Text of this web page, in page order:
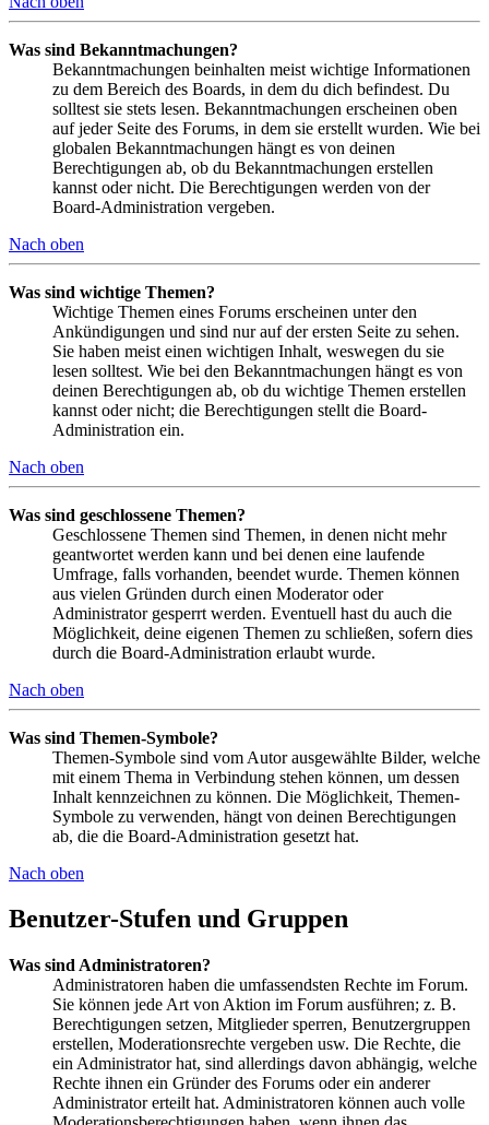
Was sind Bekanntmachungen?
Bekanntmachungen beinhalten meist wichtige Informationen
zu dem Bereich des Boards, in dem du dich befindest. Du
solltest sie stets lesen. Bekanntmachungen erscheinen oben
auf jeder Seite des Forums, in dem sie erstellt wurden. Wie bei
globalen Bekanntmachungen hängt es von deinen
Berechtigungen ab, ob du Bekanntmachungen erstellen
kannst oder nicht. Die Berechtigungen werden von der
Board-Administration vergeben.
Nach oben
Was sind wichtige Themen?
Wichtige Themen eines Forums erscheinen unter den
Ankündigungen und sind nur auf der ersten Seite zu sehen.
Sie haben meist einen wichtigen Inhalt, weswegen du sie
lesen solltest. Wie bei den Bekanntmachungen hängt es von
deinen Berechtigungen ab, ob du wichtige Themen erstellen
kannst oder nicht; die Berechtigungen stellt die Board-
Administration ein.
Nach oben
Was sind geschlossene Themen?
Geschlossene Themen sind Themen, in denen nicht mehr
geantwortet werden kann und bei denen eine laufende
Umfrage, falls vorhanden, beendet wurde. Themen können
aus vielen Gründen durch einen Moderator oder
Administrator gesperrt werden. Eventuell hast du auch die
Möglichkeit, deine eigenen Themen zu schließen, sofern dies
durch die Board-Administration erlaubt wurde.
Nach oben
Was sind Themen-Symbole?
Themen-Symbole sind vom Autor ausgewählte Bilder, welche
mit einem Thema in Verbindung stehen können, um dessen
Inhalt kennzeichnen zu können. Die Möglichkeit, Themen-
Symbole zu verwenden, hängt von deinen Berechtigungen
ab, die die Board-Administration gesetzt hat.
Nach oben
Benutzer-Stufen und Gruppen
Was sind Administratoren?
Administratoren haben die umfassendsten Rechte im Forum.
Sie können jede Art von Aktion im Forum ausführen; z. B.
Berechtigungen setzen, Mitglieder sperren, Benutzergruppen
erstellen, Moderationsrechte vergeben usw. Die Rechte, die
ein Administrator hat, sind allerdings davon abhängig, welche
Rechte ihnen ein Gründer des Forums oder ein anderer
Administrator erteilt hat. Administratoren können auch volle